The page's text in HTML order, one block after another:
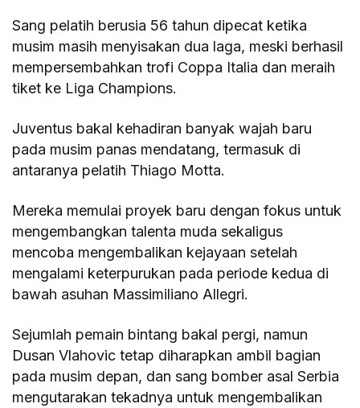
Sang pelatih berusia 56 tahun dipecat ketika
musim masih menyisakan dua laga, meski berhasil
mempersembahkan trofi Coppa Italia dan meraih
tiket ke Liga Champions.
Juventus bakal kehadiran banyak wajah baru
pada musim panas mendatang, termasuk di
antaranya pelatih Thiago Motta.
Mereka memulai proyek baru dengan fokus untuk
mengembangkan talenta muda sekaligus
mencoba mengembalikan kejayaan setelah
mengalami keterpurukan pada periode kedua di
bawah asuhan Massimiliano Allegri.
Sejumlah pemain bintang bakal pergi, namun
Dusan Vlahovic tetap diharapkan ambil bagian
pada musim depan, dan sang bomber asal Serbia
mengutarakan tekadnya untuk mengembalikan